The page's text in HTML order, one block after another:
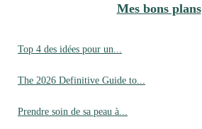
Mes bons plans
Top 4 des idées pour un...
The 2026 Definitive Guide to...
Prendre soin de sa peau à...